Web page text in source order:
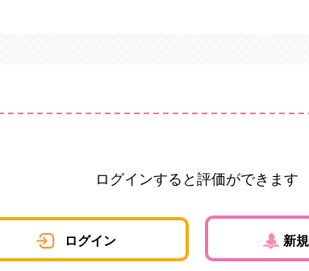
ログインすると評価ができます
ログイン 新